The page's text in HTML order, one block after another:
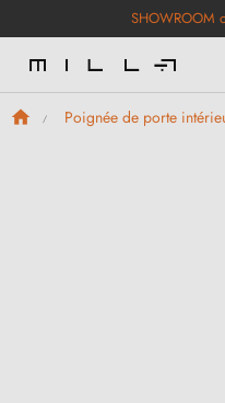
SHOWROOM
Poignée de porte